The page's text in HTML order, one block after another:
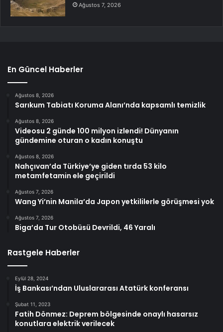
Ağustos 7, 2026
En Güncel Haberler
Ağustos 8, 2026
Sarıkum Tabiatı Koruma Alanı’nda kapsamlı temizlik
Ağustos 8, 2026
Videosu 2 günde 100 milyon izlendi! Dünyanın
gündemine oturan o kadın konuştu
Ağustos 8, 2026
Nahçıvan’da Türkiye’ye giden tırda 53 kilo
metamfetamin ele geçirildi
Ağustos 7, 2026
Wang Yi’nin Manila’da Japon yetkililerle görüşmesi yok
Ağustos 7, 2026
Biga’da Tur Otobüsü Devrildi, 46 Yaralı
Rastgele Haberler
Eylül 28, 2024
İş Bankası’ndan Uluslararası Atatürk konferansı
Şubat 11, 2023
Fatih Dönmez: Deprem bölgesinde onaylı hasarsız
konutlara elektrik verilecek